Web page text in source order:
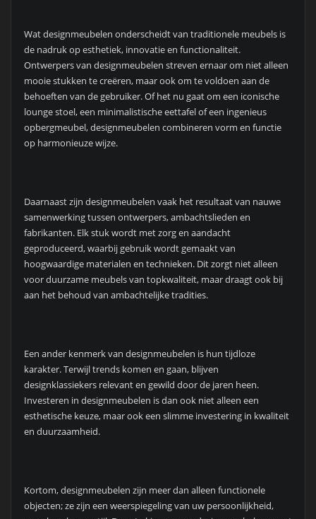
Wat designmeubelen onderscheidt van traditionele meubels is
de nadruk op esthetiek, innovatie en functionaliteit.
Ontwerpers van designmeubelen streven ernaar om niet alleen
mooie stukken te creëren, maar ook om te voldoen aan de
behoeften van de gebruiker. Of het nu gaat om een iconische
lounge stoel, een minimalistische eettafel of een ingenieus
opbergmeubel, designmeubelen combineren vorm en functie
op harmonieuze wijze.
Daarnaast zijn designmeubelen vaak het resultaat van nauwe
samenwerking tussen ontwerpers, ambachtslieden en
fabrikanten. Elk stuk wordt met zorg en aandacht
geproduceerd, waarbij gebruik wordt gemaakt van
hoogwaardige materialen en technieken. Dit zorgt niet alleen
voor duurzame meubels van topkwaliteit, maar draagt ook bij
aan het behoud van ambachtelijke tradities.
Een ander kenmerk van designmeubelen is hun tijdloze
karakter. Terwijl trends komen en gaan, blijven
designklassiekers relevant en gewild door de jaren heen.
Investeren in designmeubelen is dan ook niet alleen een
esthetische keuze, maar ook een slimme investering in kwaliteit
en duurzaamheid.
Kortom, designmeubelen zijn meer dan alleen functionele
objecten; ze zijn een weerspiegeling van uw persoonlijkheid,